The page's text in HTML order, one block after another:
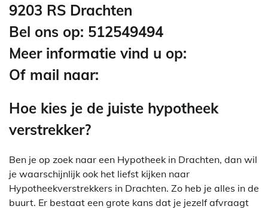
9203 RS Drachten
Bel ons op: 512549494
Meer informatie vind u op:
Of mail naar:
Hoe kies je de juiste hypotheek
verstrekker?
Ben je op zoek naar een Hypotheek in Drachten, dan wil
je waarschijnlijk ook het liefst kijken naar
Hypotheekverstrekkers in Drachten. Zo heb je alles in de
buurt. Er bestaat een grote kans dat je jezelf afvraagt